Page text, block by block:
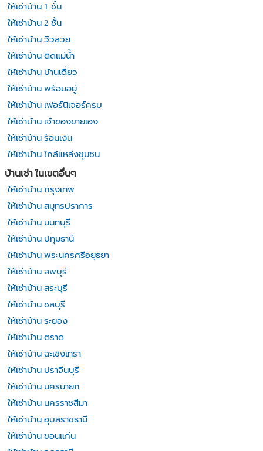
ให้เช่าบ้าน 1 ชั้น
ให้เช่าบ้าน 2 ชั้น
ให้เช่าบ้าน วิวสวย
ให้เช่าบ้าน ติดแม่น้ำ
ให้เช่าบ้าน บ้านเดี่ยว
ให้เช่าบ้าน พร้อมอยู่
ให้เช่าบ้าน เฟอร์นิเจอร์ครบ
ให้เช่าบ้าน เจ้าของขายเอง
ให้เช่าบ้าน ร้อนเงิน
ให้เช่าบ้าน ใกล้แหล่งชุมชน
บ้านเช่า ในเขตอื่นๆ
ให้เช่าบ้าน กรุงเทพ
ให้เช่าบ้าน สมุทรปราการ
ให้เช่าบ้าน นนทบุรี
ให้เช่าบ้าน ปทุมธานี
ให้เช่าบ้าน พระนครศรีอยุธยา
ให้เช่าบ้าน ลพบุรี
ให้เช่าบ้าน สระบุรี
ให้เช่าบ้าน ชลบุรี
ให้เช่าบ้าน ระยอง
ให้เช่าบ้าน ตราด
ให้เช่าบ้าน ฉะเชิงเทรา
ให้เช่าบ้าน ปราจีนบุรี
ให้เช่าบ้าน นครนายก
ให้เช่าบ้าน นครราชสีมา
ให้เช่าบ้าน อุบลราชธานี
ให้เช่าบ้าน ขอนแก่น